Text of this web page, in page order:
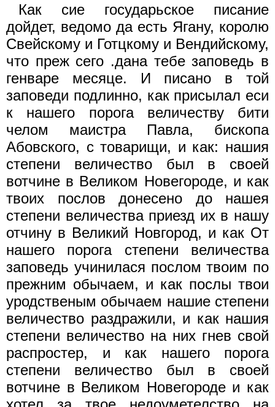
Как сие государьское писание
дойдет, ведомо да есть Ягану, королю
Свейскому и Готцкому и Вендийскому,
что преж сего .дана тебе заповедь в
генваре месяце. И писано в той
заповеди подлинно, как присылал еси
к нашего порога величеству бити
челом маистра Павла, бископа
Абовского, с товарищи, и как: нашия
степени величество был в своей
вотчине в Великом Новегороде, и как
твоих послов донесено до нашея
степени величества приезд их в нашу
отчину в Великий Новгород, и как От
нашего порога степени величества
заповедь учинилася послом твоим по
прежним обычаем, и как послы твои
уродственым обычаем нашие степени
величество раздражили, и как нашия
степени величество на них гнев свой
распростер, и как нашего порога
степени величество был в своей
вотчине в Великом Новегороде и как